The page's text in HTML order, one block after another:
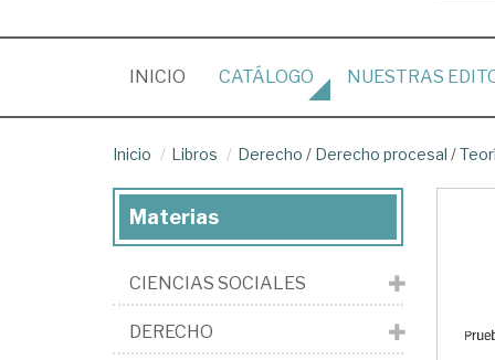
INICIO (CURRENT)
CATÁLOGO NUESTRAS
Inicio Libros Derecho / Derecho procesal /
Materias
CIENCIAS SOCIALES
DERECHO